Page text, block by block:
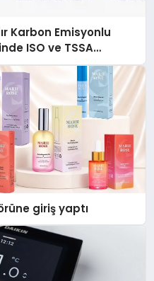
Karbon Emisyonlu
ISO ve TSSA
giriş yaptı